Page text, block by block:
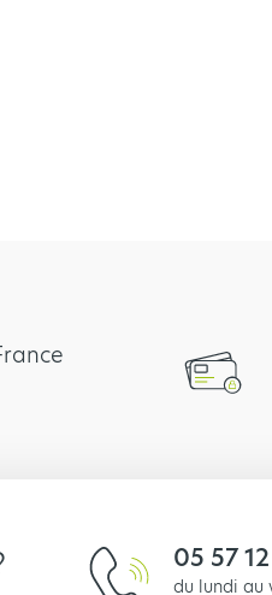
05 57
du lundi au